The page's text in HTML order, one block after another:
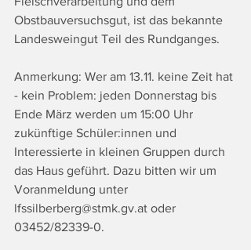
Obstbauversuchsgut, ist das bekannte
Landesweingut Teil des Rundganges.
Anmerkung: Wer am 13.11. keine Zeit hat
- kein Problem: jeden Donnerstag bis
Ende März werden um 15:00 Uhr
zukünftige Schüler:innen und
Interessierte in kleinen Gruppen durch
das Haus geführt. Dazu bitten wir um
Voranmeldung unter
lfssilberberg@stmk.gv.at oder
03452/82339-0.